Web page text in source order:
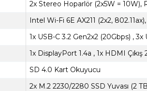
2x Stereo Hoparlör (2x5W = 10W),
Intel Wi-Fi 6E AX211 (2x2,
1x USB-C 3.2 Gen2x2 (20Gbps) ,
1x DisplayPort 1.4a , 1x HDMI
SD 4.0 Kart Okuyucu
2x M.2 2230/2280 SSD Yuvası (2